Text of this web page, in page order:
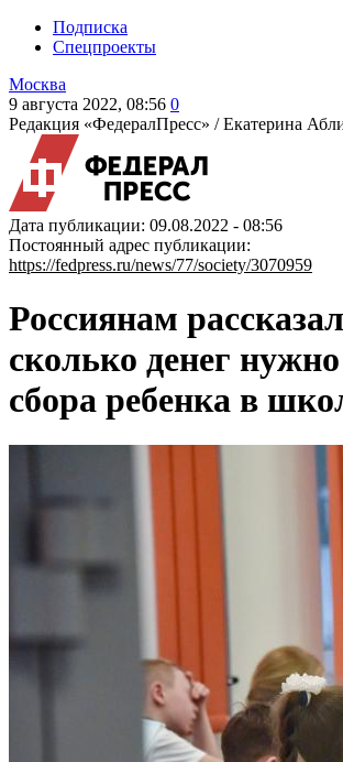
Подписка
Спецпроекты
Москва
9 августа 2022, 08:56 0
Редакция «ФедералПресс» /Екатерина
Дата публикации: 09.08.2022 - 08:56
Постоянный адрес публикации:
https://fedpress.ru/news/77/society/3070959
Россиянам
сколько денег
сбора ребенка в